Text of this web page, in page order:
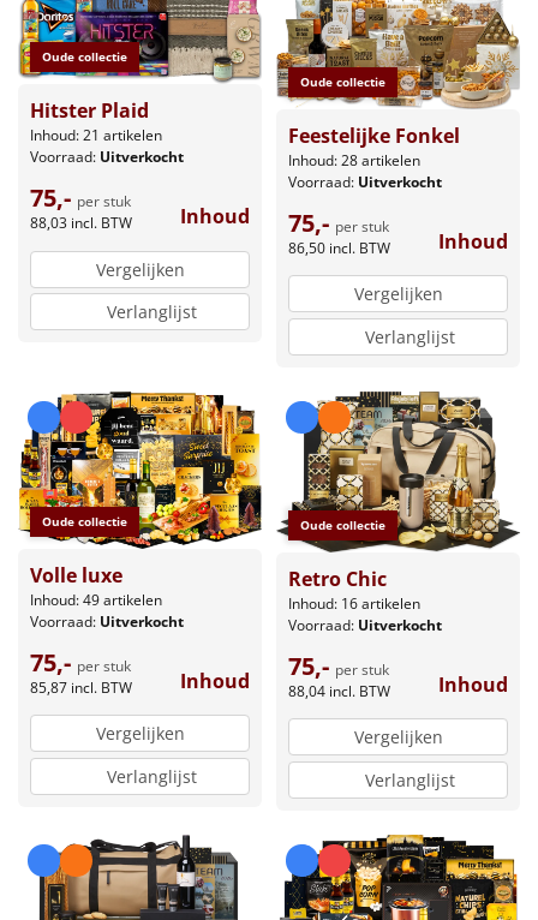
Oude collectie
Hitster Plaid
Inhoud: 21 artikelen
Voorraad: Uitverkocht
75,- per stuk
88,03 incl. BTW Inhoud
Vergelijken
Verlanglijst
Oude collectie
Feestelijke Fonkel
Inhoud: 28 artikelen
Voorraad: Uitverkocht
75,- per stuk
86,50 incl. BTW Inhoud
Vergelijken
Verlanglijst
Oude collectie
Volle luxe
Inhoud: 49 artikelen
Voorraad: Uitverkocht
75,- per stuk
85,87 incl. BTW Inhoud
Vergelijken
Verlanglijst
Oude collectie
Retro Chic
Inhoud: 16 artikelen
Voorraad: Uitverkocht
75,- per stuk
88,04 incl. BTW Inhoud
Vergelijken
Verlanglijst